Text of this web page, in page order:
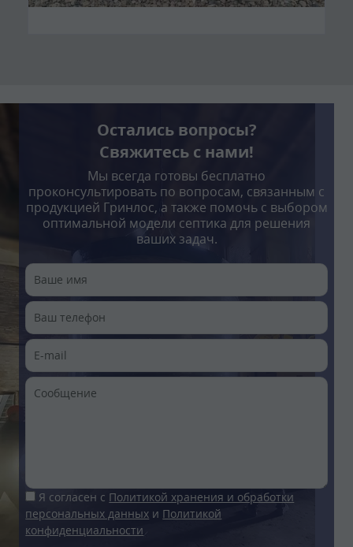
Остались вопросы?
Свяжитесь с нами!
Мы всегда готовы бесплатно
проконсультировать по вопросам, связанным с
продукцией Гринлос, а также помочь с выбором
оптимальной модели септика для решения
ваших задач.
Я согласен с Политикой хранения и обработки
персональных данных и Политикой
конфиденциальности